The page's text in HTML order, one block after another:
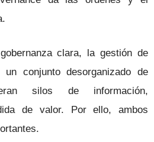
clara, la gestión de
conjunto desorganizado de
silos de información,
de valor. Por ello, ambos